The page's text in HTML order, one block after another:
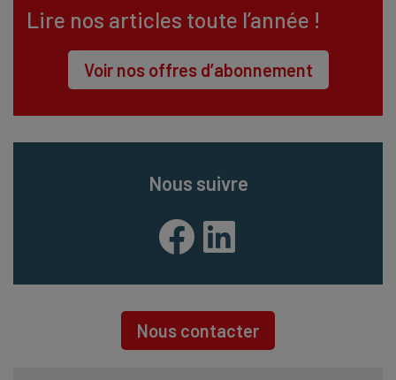
Lire nos articles toute l’année !
Voir nos offres d’abonnement
Nous suivre
Facebook LinkedIn
Nous contacter